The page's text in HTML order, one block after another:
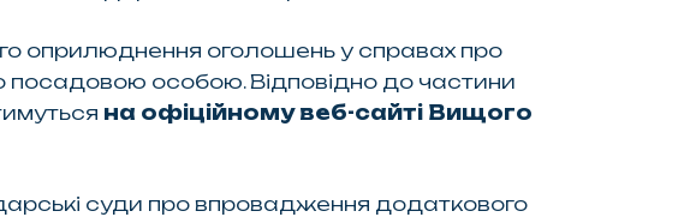
оприлюднення оголошень у справах про
посадовою особою. Відповідно до частини
на офіційному веб-сайті Вищого
суди про впровадження додаткового